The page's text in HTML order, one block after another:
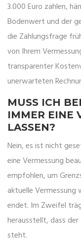
3.000 Euro zahlen,
Bodenwert und der
die Zahlungsfrage
von Ihrem
transparenter
unerwarteten
MUSS ICH
IMMER EINE
LASSEN?
Nein, es ist nicht
eine Vermessung
empfohlen, um
aktuelle Vermessung
endet. Im Zweifel
herausstellt, dass
steht.